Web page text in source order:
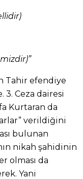
Tahir efendiye
3. Ceza dairesi
Kurtaran da
verildiğini
bulunan
nikah şahidinin
olması da
Yani